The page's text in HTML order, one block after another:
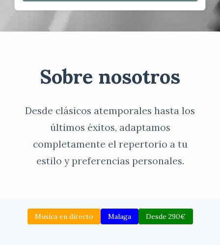
Sobre nosotros
Desde clásicos atemporales hasta los
últimos éxitos, adaptamos
completamente el repertorio a tu
estilo y preferencias personales.
Musica en directo Malaga Desde 290€